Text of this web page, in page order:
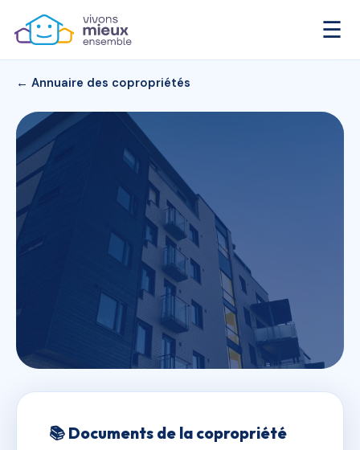
☰
← Annuaire des copropriétés
L'AURORE
📚 Documents de la copropriété